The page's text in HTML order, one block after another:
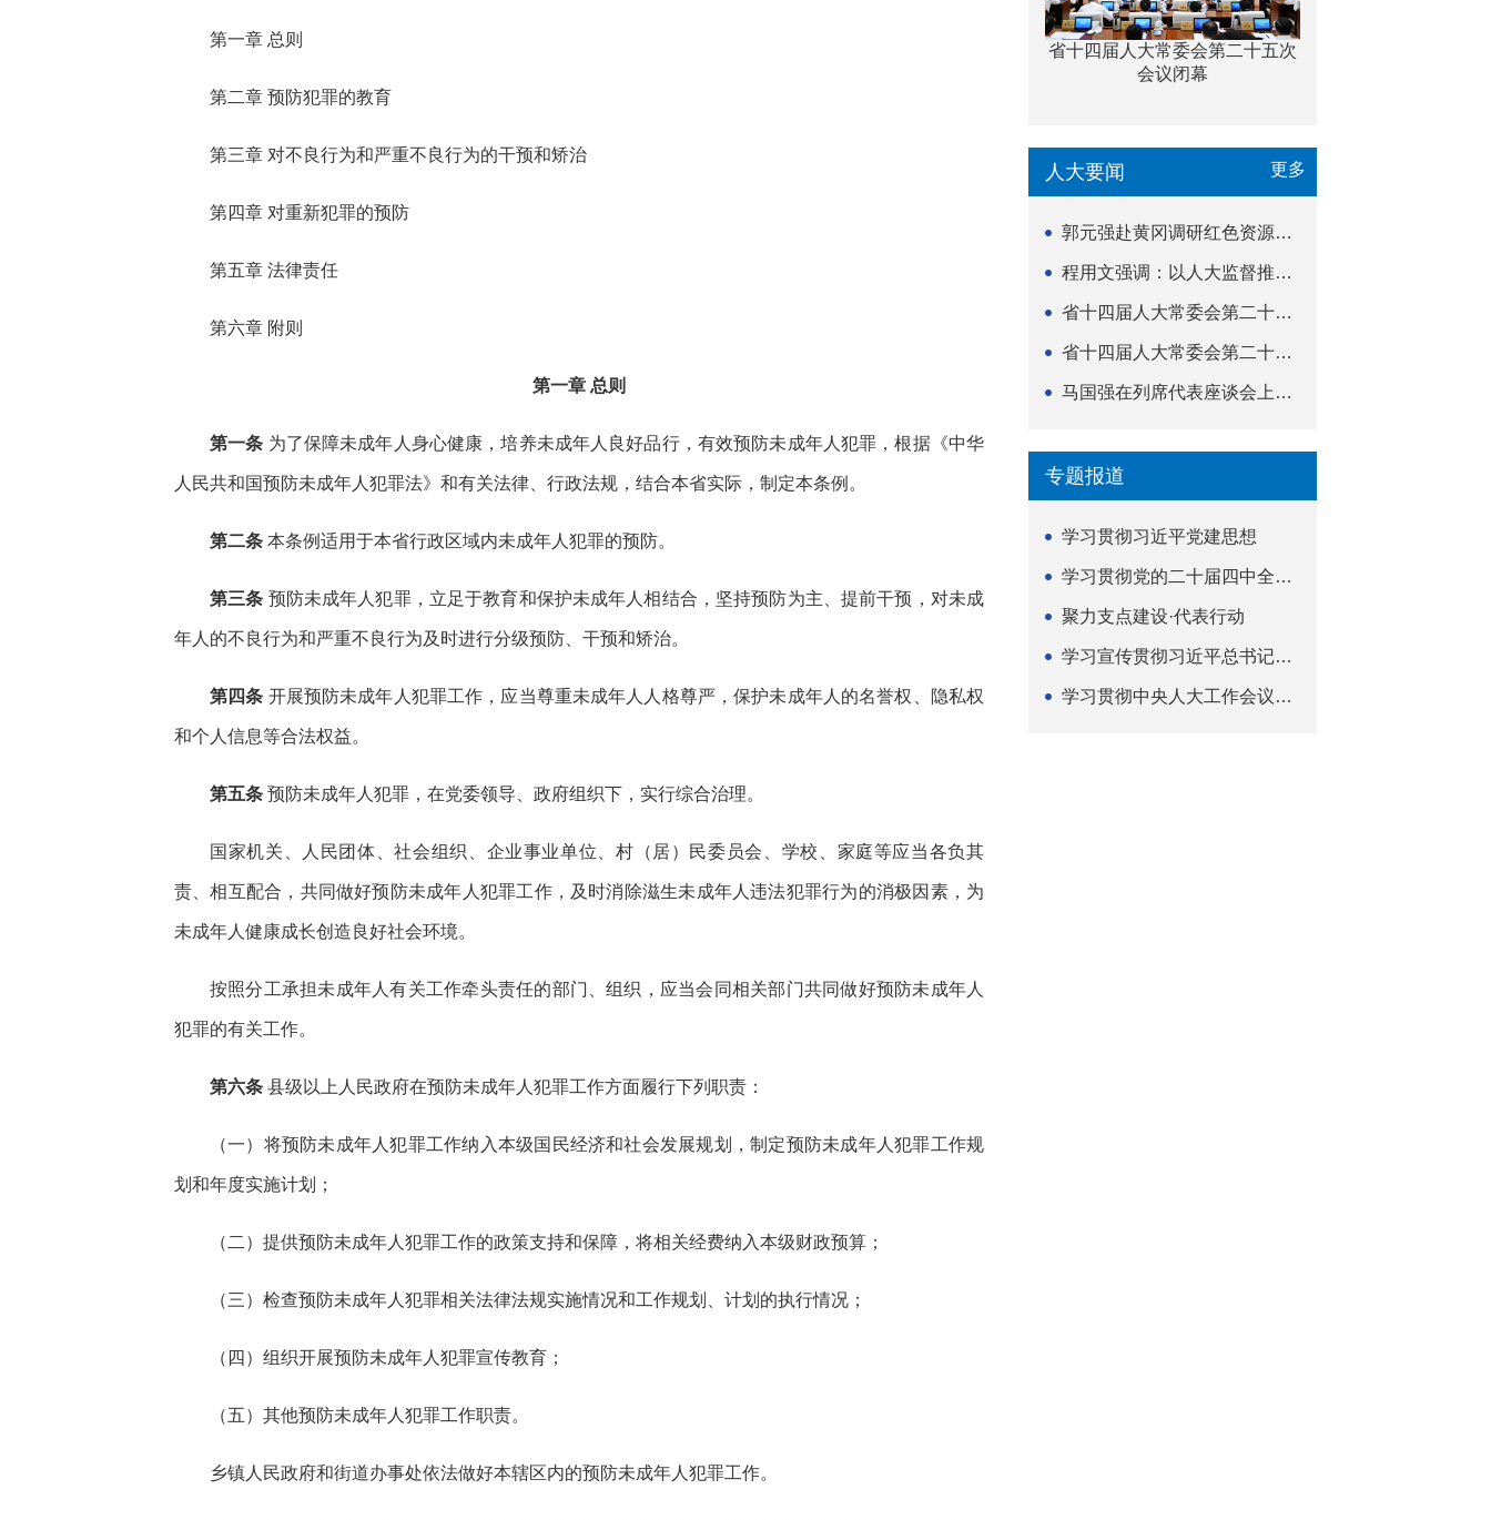
第一章 总则
第二章 预防犯罪的教育
第三章 对不良行为和严重不良行为的干预和矫治
第四章 对重新犯罪的预防
第五章 法律责任
第六章 附则
第一章 总则
第一条 为了保障未成年人身心健康，培养未成年人良好品行，有效预防未成年人犯罪，根据《中华
人民共和国预防未成年人犯罪法》和有关法律、行政法规，结合本省实际，制定本条例。
第二条 本条例适用于本省行政区域内未成年人犯罪的预防。
第三条 预防未成年人犯罪，立足于教育和保护未成年人相结合，坚持预防为主、提前干预，对未成
年人的不良行为和严重不良行为及时进行分级预防、干预和矫治。
第四条 开展预防未成年人犯罪工作，应当尊重未成年人人格尊严，保护未成年人的名誉权、隐私权
和个人信息等合法权益。
第五条 预防未成年人犯罪，在党委领导、政府组织下，实行综合治理。
国家机关、人民团体、社会组织、企业事业单位、村（居）民委员会、学校、家庭等应当各负其
责、相互配合，共同做好预防未成年人犯罪工作，及时消除滋生未成年人违法犯罪行为的消极因素，为
未成年人健康成长创造良好社会环境。
按照分工承担未成年人有关工作牵头责任的部门、组织，应当会同相关部门共同做好预防未成年人
犯罪的有关工作。
第六条 县级以上人民政府在预防未成年人犯罪工作方面履行下列职责：
（一）将预防未成年人犯罪工作纳入本级国民经济和社会发展规划，制定预防未成年人犯罪工作规
划和年度实施计划；
（二）提供预防未成年人犯罪工作的政策支持和保障，将相关经费纳入本级财政预算；
（三）检查预防未成年人犯罪相关法律法规实施情况和工作规划、计划的执行情况；
（四）组织开展预防未成年人犯罪宣传教育；
（五）其他预防未成年人犯罪工作职责。
乡镇人民政府和街道办事处依法做好本辖区内的预防未成年人犯罪工作。
省十四届人大常委会第二十五次
会议闭幕
人大要闻 更多
郭元强赴黄冈调研红色资源保护传承立法等工作
程用文强调：以人大监督推动科技金融高质量发展
省十四届人大常委会第二十五次会议闭幕
省十四届人大常委会第二十五次会议举行
马国强在列席代表座谈会上强调 以精准履职筑牢荆楚...
专题报道
学习贯彻习近平党建思想
学习贯彻党的二十届四中全会精神
聚力支点建设·代表行动
学习宣传贯彻习近平总书记关于坚持
学习贯彻中央人大工作会议精神